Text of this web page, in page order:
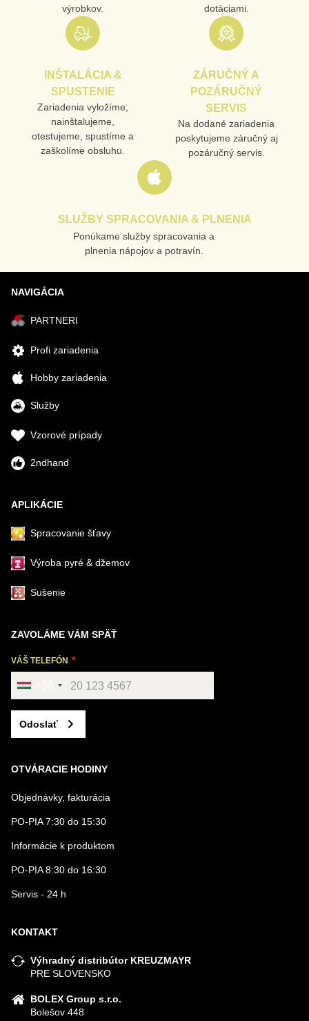
Odoslať
výrobkov.
dotáciami.
INŠTALÁCIA &
SPUSTENIE
Zariadenia vyložíme,
nainštalujeme,
otestujeme, spustíme a
zaškolíme obsluhu.
ZÁRUČNÝ A
POZÁRUČNÝ
SERVIS
Na dodané zariadenia
poskytujeme záručný aj
pozáručný servis.
SLUŽBY SPRACOVANIA & PLNENIA
Ponúkame služby spracovania a
plnenia nápojov a potravín.
NAVIGÁCIA
PARTNERI
Profi zariadenia
Hobby zariadenia
Služby
Vzorové prípady
2ndhand
APLIKÁCIE
Spracovanie šťavy
Výroba pyré & džemov
Sušenie
ZAVOLÁME VÁM SPÄŤ
VÁŠ TELEFÓN
Odoslať
OTVÁRACIE HODINY
Objednávky, fakturácia
PO-PIA 7:30 do 15:30
Informácie k produktom
PO-PIA 8:30 do 16:30
Servis - 24 h
KONTAKT
Výhradný distribútor KREUZMAYR
PRE SLOVENSKO
BOLEX Group s.r.o.
Bolešov 448